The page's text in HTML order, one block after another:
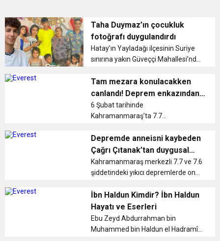
Taha Duymaz’ın çocukluk
fotoğrafı duygulandırdı
Hatay’ın Yayladağı ilçesinin Suriye
sınırına yakın Güveççi Mahallesi’nde
mutfaklarında yaptığı yöresel
lezzetleri ve farklı tarifleri, sosyal
medyada ta...
Tam mezara konulacakken
canlandı! Deprem enkazından
çıkartıldı, dünya bunu konuşuyor
6 Şubat tarihinde
Kahramanmaraş’ta 7.7
geldi. Deprem saati 04.17 olarak
kaydedildi. Bölgede 13.24’te 7.6
büyüklüğünde ikinci bir büyük
deprem daha oldu. Depremi...
Depremde anneisni kaybeden
Çağrı Çıtanak’tan duygusal
mesaj
Kahramanmaraş merkezli 7.7 ve 7.6
şiddetindeki yıkıcı depremlerde on
Kendisi gibi oyuncu olan Başak
Gümülcinelioğlu ile evli olan Hataylı
oyuncu Çağrı Çıtanak’ın...
İbn Haldun Kimdir? İbn Haldun
Hayatı ve Eserleri
Ebu Zeyd Abdurrahman bin
Muhammed bin Haldun el Hadramî